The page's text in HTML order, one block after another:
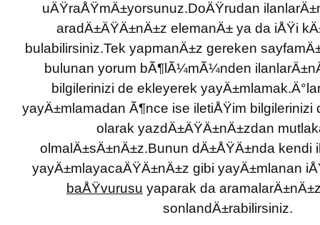
uÄŸraÅŸmÄ±yorsunuz.DoÄŸrudan
aradÄ±ÄŸÄ±nÄ±z elemanÄ± ya da iÅŸi
bulabilirsiniz.Tek yapmanÄ±z gereken
bulunan yorum bÃ¶lÃ¼mÃ¼nden
bilgilerinizi de ekleyerek
yayÄ±mlamadan Ã¶nce ise iletiÅŸim bilgilerinizi
olarak yazdÄ±ÄŸÄ±nÄ±zdan
olmalÄ±sÄ±nÄ±z.Bunun dÄ±ÅŸÄ±nda kendi
yayÄ±mlayacaÄŸÄ±nÄ±z gibi yayÄ±mlanan
baÅŸvurusu yaparak da
sonlandÄ±rabilirsiniz.